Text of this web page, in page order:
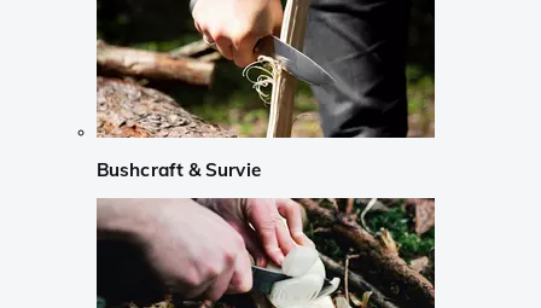
Bushcraft & Survie